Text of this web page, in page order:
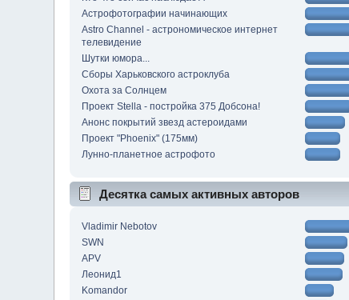
Астрофотографии начинающих
Astro Channel - астрономическое интернет
телевидение
Шутки юмора...
Сборы Харьковского астроклуба
Охота за Солнцем
Проект Stella - постройка 375 Добсона!
Анонс покрытий звезд астероидами
Проект "Phoenix" (175мм)
Лунно-планетное астрофото
Десятка самых активных авторов
Vladimir Nebotov
SWN
APV
Леонид1
Komandor